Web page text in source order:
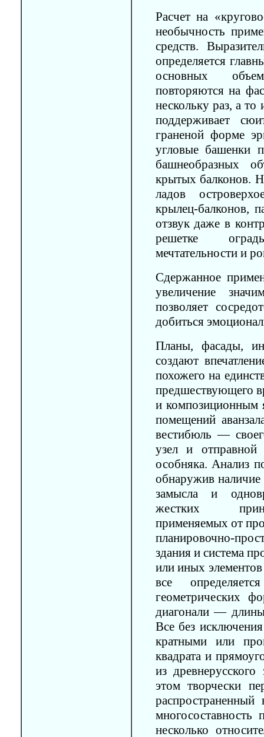
Расчет на
необычность
средств.
определяется
основных
повторяются на
нескольку раз, а
поддерживает
граненой форме
угловые башенки
башнеобразных
крытых балконов.
ладов
крылец-балконов,
отзвук даже в
решетке
мечтательности и
Сдержанное
увеличение
позволяет
добиться
Планы, фасады,
создают
похожего на
предшествующего
и композиционным
помещений
вестибюль —
узел и отправной
особняка. Анализ
обнаружив наличие
замысла и
жестких
применяемых от
планировочно-
здания и система
или иных
все
геометрических
диагонали —
Все без
кратными или
квадрата и
из
этом творчески
несколько